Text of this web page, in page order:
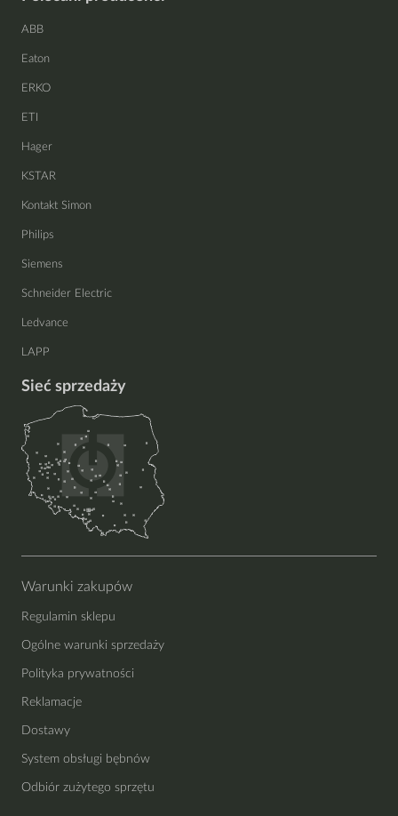
ABB
Eaton
ERKO
ETI
Hager
KSTAR
Kontakt Simon
Philips
Siemens
Schneider Electric
Ledvance
LAPP
Sieć sprzedaży
Warunki zakupów
Regulamin sklepu
Ogólne warunki sprzedaży
Polityka prywatności
Reklamacje
Dostawy
System obsługi bębnów
Odbiór zużytego sprzętu